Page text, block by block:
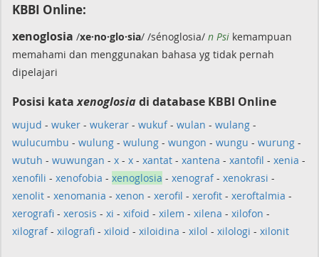
KBBI Online:
xenoglosia /xe·no·glo·sia/ /sénoglosia/ n Psi kemampuan
memahami dan menggunakan bahasa yg tidak pernah
dipelajari
Posisi kataxenoglosiadi database KBBI Online
wujud - wuker - wukerar - wukuf- wulan - wulang -
wulucumbu - wulung - wulung - wungon - wungu - wurung -
wutuh - wuwungan - x - x - xantat - xantena - xantofil - xenia -
xenofili - xenofobia - xenoglosia - xenograf- xenokrasi -
xenolit - xenomania - xenon - xerofil - xerofit - xeroftalmia -
xerografi - xerosis - xi - xifoid - xilem - xilena - xilofon -
xilograf- xilografi - xiloid - xiloidina - xilol - xilologi - xilonit